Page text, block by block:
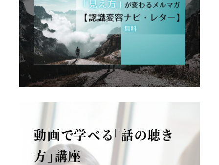
動画で学べる「話の聴き
方」講座